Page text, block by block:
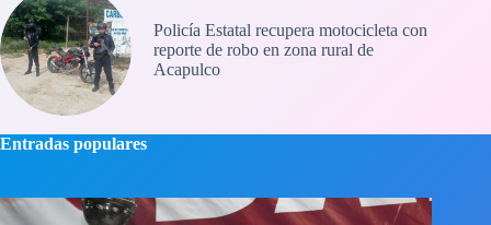
Policía Estatal recupera motocicleta con
reporte de robo en zona rural de
Acapulco
Entradas populares